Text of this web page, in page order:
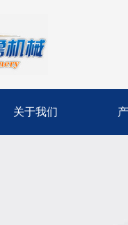
关于我们